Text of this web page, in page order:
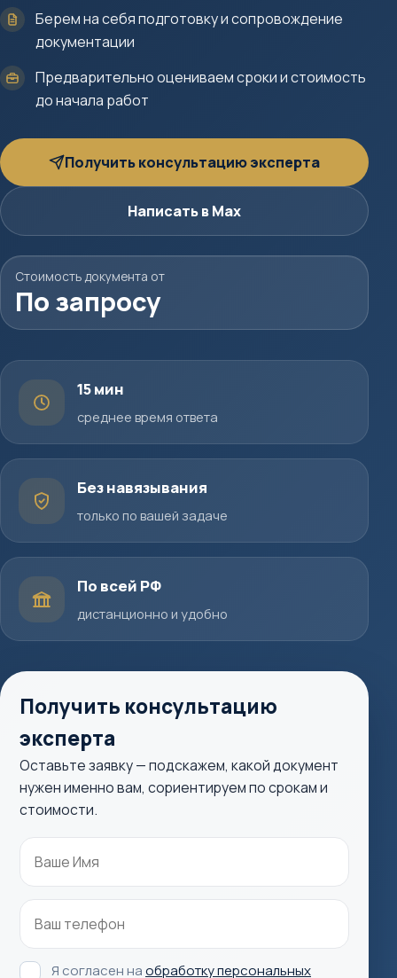
Берем на себя подготовку и сопровождение
документации
Предварительно оцениваем сроки и стоимость
до начала работ
Получить консультацию эксперта
Написать в Max
Стоимость документа от
По запросу
15 мин
среднее время ответа
Без навязывания
только по вашей задаче
По всей РФ
дистанционно и удобно
Получить консультацию
эксперта
Оставьте заявку — подскажем, какой документ
нужен именно вам, сориентируем по срокам и
стоимости.
Я согласен наобработку персональных